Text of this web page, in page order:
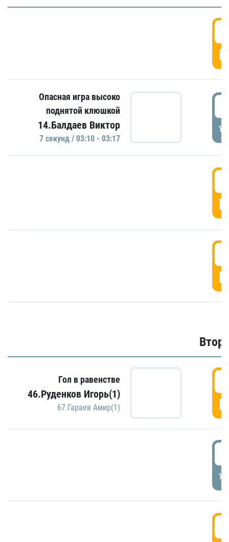
Опасная игра высоко
поднятой клюшкой
14.Балдаев Виктор
7 секунд / 03:10 - 03:17
Гол в равенстве
46.Руденков Игорь(1)
67.Гараев Амир(1)